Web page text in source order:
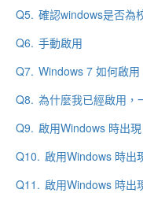
Q5. 確認windows是否為
Q6. 手動啟用
Q7. Windows 7 如何啟用
Q8. 為什麼我已經啟用，
Q9. 啟用Windows 時出現
Q10. 啟用Windows 時出
Q11. 啟用Windows 時出